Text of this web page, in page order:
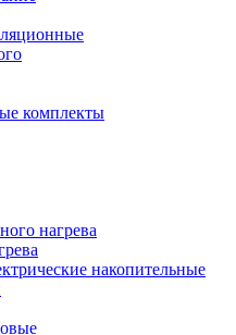
комплекты
нагрева
накопительные